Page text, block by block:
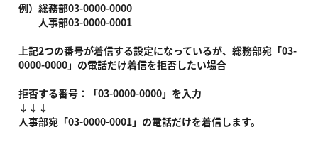
例）総務部03-0000-0000
人事部03-0000-0001
上記2つの番号が着信する設定になっているが、総務部宛「03-
0000-0000」の電話だけ着信を拒否したい場合
拒否する番号：「03-0000-0000」を入力
↓↓↓
人事部宛「03-0000-0001」の電話だけを着信します。